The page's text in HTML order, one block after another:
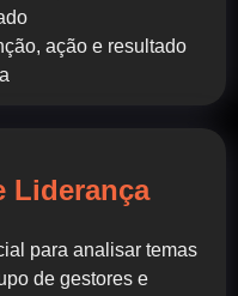
ação e resultado
Liderança
para analisar temas
de gestores e